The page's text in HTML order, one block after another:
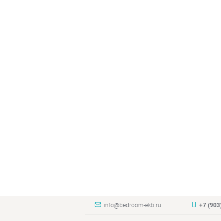
info@bedroom-ekb.ru +7